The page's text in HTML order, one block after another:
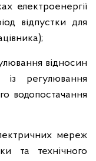
електроенергії
відпустки для
відносин
із регулювання
водопостачання
мереж
та технічного